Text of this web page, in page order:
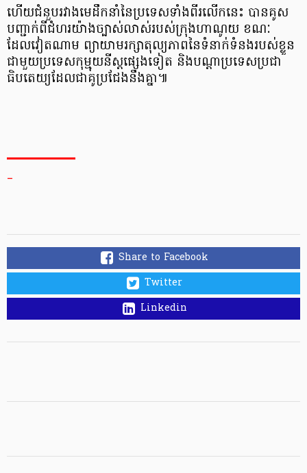
ហើយជំនួបរវាងមេដឹកនាំនៃប្រទេសទាំងពីរលើកនេះ បានគូស
បញ្ជាក់ពីជំហរយ៉ាងច្បាស់លាស់របស់ក្រុងហាណូយ ខណៈ
ដែលវៀតណាម ព្យាយាមរក្សាតុល្យភាពនៃទំនាក់ទំនងរបស់ខ្លួន
ជាមួយប្រទេសកុម្មុយនីស្តផ្សេងទៀត និងបណ្ដាប្រទេសប្រជា
ធិបតេយ្យដែលជាគូប្រជែងនឹងគ្នា៕
_
Share to Facebook
Twitter
Linkedin